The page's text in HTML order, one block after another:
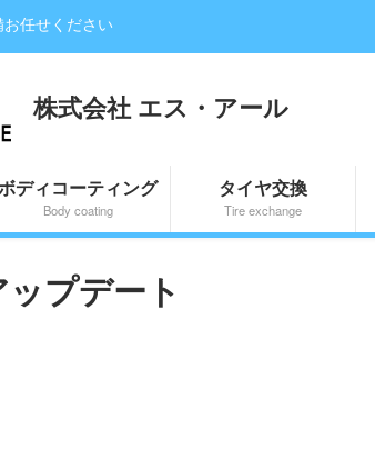
任せください
株式会社 エス・アール
ディコーティング
Body coating
タイヤ交換
Tire exchange
ップデート